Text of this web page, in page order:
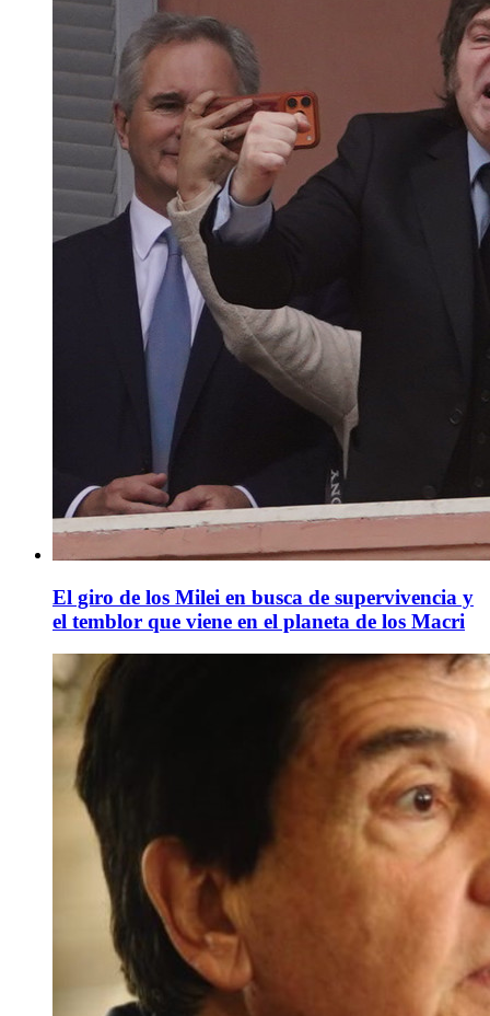
El giro de los Milei en busca de supervivencia y
el temblor que viene en el planeta de los Macri